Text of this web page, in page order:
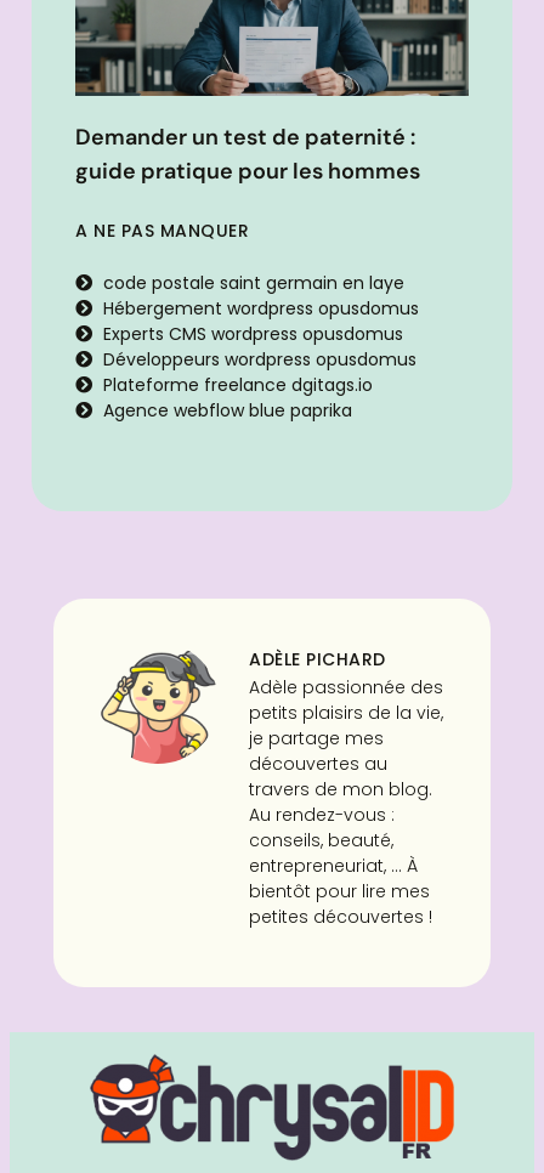
Demander un test de paternité :
guide pratique pour les hommes
A NE PAS MANQUER
code postale saint germain en laye
Hébergement wordpress opusdomus
Experts CMS wordpress opusdomus
Développeurs wordpress opusdomus
Plateforme freelance dgitags.io
Agence webflow blue paprika
ADÈLE PICHARD
Adèle passionnée des
petits plaisirs de la vie,
je partage mes
découvertes au
travers de mon blog.
Au rendez-vous :
conseils, beauté,
entrepreneuriat, ... À
bientôt pour lire mes
petites découvertes !